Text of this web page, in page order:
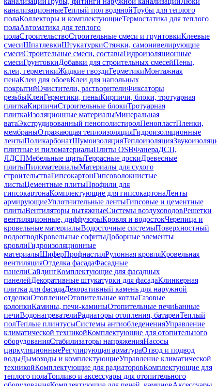
канализационныеТеплый пол водянойТрубы для теплого
полаКоллекторы и комплектующиеТермостатика для теплого
полаАвтоматика для теплого
полаСтроительствоСтроительные смеси и грунтовкиКлеевые
смесиШпатлевкиШтукатуркиСтяжки, самонивелирующие
смесиСтроительные смеси, составыГидроизоляционные
смесиГрунтовкиДобавки для строительных смесейПены,
клеи, герметикиЖидкие гвоздиГерметикиМонтажная
пенаКлеи для обоевКлеи для напольных
покрытийОчистители, растворителиФиксаторы
резьбыКлеиГерметики, пеныКирпичи, блоки, тротуарная
плиткаКирпичиСтроительные блокиТротуарная
плиткаИзоляционные материалыМинеральная
ватаЭкструдированный пенополистиролПенопластПленки,
мембраныОтражающая теплоизоляцияГидроизоляционные
лентыПоликарбонатШумоизоляцияТеплоизоляция
плитные и пиломатериалыПлиты OSBФанераДСП,
ЛДСПМебельные щитыТеррасные доскиДревесные
плитыПиломатериалыМатериалы для сухого
строительстваГипсокартонГипсоволокнистые
листыЦементные плитыПрофили для
гипсокартонаКомплектующие для гипсокартонаЛенты
армирующиеУплотнительные лентыГипсовые и цементные
плитыВентиляторы вытяжныеСистемы воздуховодовРешетки
вентиляционные, диффузорыКровля и водостокЧерепица и
кровельные материалыВодосточные системыПоверхностный
водоотводКровельные софитыДоборные элементы
кровлиГидроизоляционные
материалыШиферПрофнастилРулонная кровляКровельная
вентиляцияОтделка фасадаФасадные
панелиСайдингКомплектующие для фасадных
панелейДекоративные штукатурки для фасадаКлинкерная
плитка для фасадаДекоративный камень для наружной
отделкиОтоплениеОтопительные котлыГазовые
колонкиКамины, печи-каминыОтопительные печиБанные
печиВодонагревателиРадиаторы отопления, батареиТеплый
полТеплые плинтусыСистемы антиобледененияУправление
климатической техникойКомплектующие для отопительного
оборудованияСтабилизаторы напряженияНасосы
циркуляционныеРегулирующая арматураОтвод и подвод
водыДымоходы и комплектующиеУправление климатической
техникойКомплектующие для радиаторовКомплектующие для
теплого полаТопливо и аксессуары для отопительного